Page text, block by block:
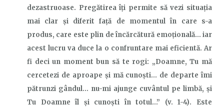
dezastruoase. Pregătirea îți permite să vezi situația
mai clar și diferit față de momentulîn care s-a
produs, care este plin de încărcătură emoțională… iar
acest lucru va duce la o confruntare mai eficientă. Ar
fi deciun moment bun să te rogi: „Doamne, Tu mă
cercetezi de aproape şi mă cunoşti… de departe îmi
pătrunzi gândul… nu-mi ajunge cuvântul pe limbă, şi
Tu Doamne îl şi cunoşti în totul…” (v. 1-4). Este